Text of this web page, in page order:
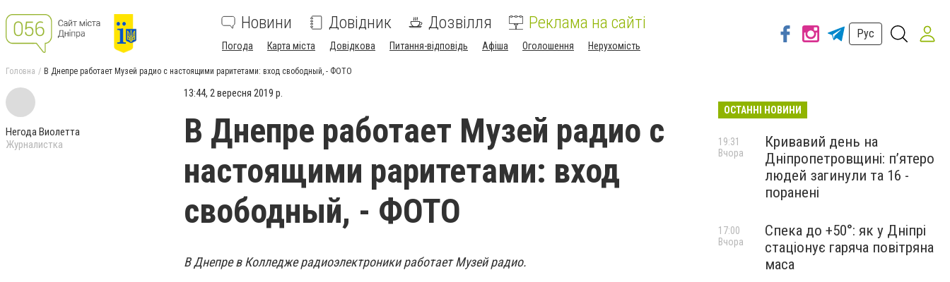
Новини Довідник Дозвілля Реклама на сайті
Погода Карта міста Довідкова Питання-відповідь Афіша Оголошення Нерухомість
Рус
Головна В Днепре работает Музей радио с настоящими раритетами: вход свободный, - ФОТО
Негода Виолетта
Журналистка
13:44, 2 вересня 2019 р.
В Днепре работает Музей радио с
настоящими раритетами: вход
свободный, - ФОТО
В Днепре в Колледже радиоэлектроники работает Музей радио.
ОСТАННІ НОВИНИ
Кривавий день на
Дніпропетровщині: п’ятеро
людей загинули та 16 -
поранені
19:31
Вчора
Спека до +50°: як у Дніпрі
стаціонує гаряча повітряна
маса
17:00
Вчора